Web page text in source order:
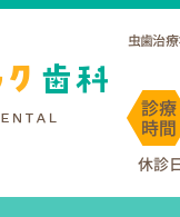
虫歯治
休診